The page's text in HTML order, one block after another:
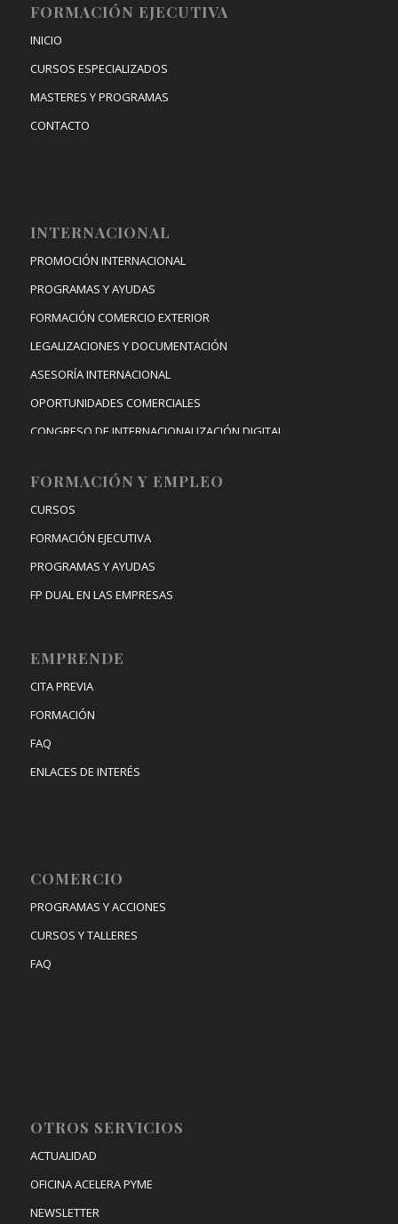
FORMACIÓN EJECUTIVA
INICIO
CURSOS ESPECIALIZADOS
MASTERES Y PROGRAMAS
CONTACTO
INTERNACIONAL
PROMOCIÓN INTERNACIONAL
PROGRAMAS Y AYUDAS
FORMACIÓN COMERCIO EXTERIOR
LEGALIZACIONES Y DOCUMENTACIÓN
ASESORÍA INTERNACIONAL
OPORTUNIDADES COMERCIALES
CONGRESO DE INTERNACIONALIZACIÓN DIGITAL
FORMACIÓN Y EMPLEO
CURSOS
FORMACIÓN EJECUTIVA
PROGRAMAS Y AYUDAS
FP DUAL EN LAS EMPRESAS
EMPRENDE
CITA PREVIA
FORMACIÓN
FAQ
ENLACES DE INTERÉS
COMERCIO
PROGRAMAS Y ACCIONES
CURSOS Y TALLERES
FAQ
OTROS SERVICIOS
ACTUALIDAD
OFICINA ACELERA PYME
NEWSLETTER